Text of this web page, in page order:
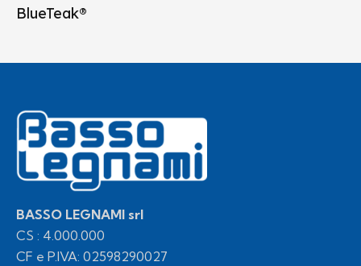
BlueTeak®
BASSO LEGNAMI srl
CS : 4.000.000
CF e P.IVA: 02598290027